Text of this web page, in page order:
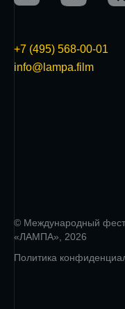
+7 (495) 568-00-01
info@lampa.film
© Международный
«ЛАМПА», 2026
Политика